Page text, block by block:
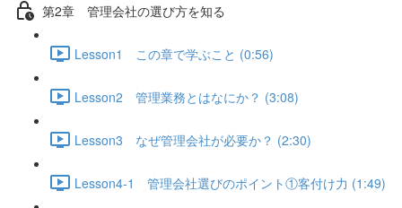
第2章 管理会社の選び方を知る
Lesson1 この章で学ぶこと (0:56)
Lesson2 管理業務とはなにか？ (3:08)
Lesson3 なぜ管理会社が必要か？ (2:30)
Lesson4-1 管理会社選びのポイント①客付け力 (1:49)